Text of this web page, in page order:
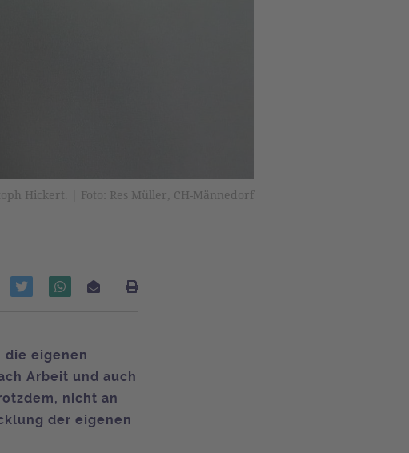
Hickert. | Foto: Res Müller, CH-Männedorf
die eigenen
Arbeit und auch
nicht an
der eigenen